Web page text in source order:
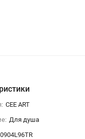
CEE ART
Для душа